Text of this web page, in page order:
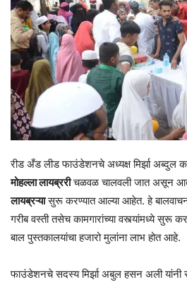
रीड अँड लीड फाउंडेशनचे अध्यक्ष मिर्झा अब्दुल
मोहल्ला लायब्ररीचळवळ चालवली जात असून
लायब्रऱ्यासुरू करण्यात आल्या आहेत. हे
गरीब वस्ती तसेच कामगारांच्या वस्त्यांमध्ये सुरू
बाल पुस्तकालयांचा हजारो मुलांना लाभ होत आहे.
फाउंडेशनचे सदस्य मिर्झा अबुल हसन अली यांनी